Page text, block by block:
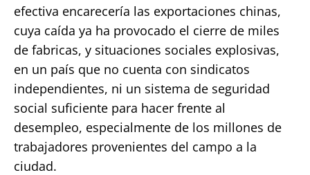
efectiva encarecería las exportaciones chinas,
cuya caída ya ha provocado el cierre de miles
de fabricas, y situaciones sociales explosivas,
en un país que no cuenta con sindicatos
independientes, ni un sistema de seguridad
social suficiente para hacer frente al
desempleo, especialmente de los millones de
trabajadores provenientes del campo a la
ciudad.